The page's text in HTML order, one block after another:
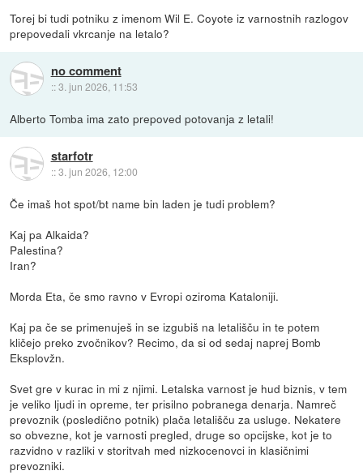
Torej bi tudi potniku z imenom Wil E. Coyote iz varnostnih razlogov
prepovedali vkrcanje na letalo?
no comment
::3. jun 2026, 11:53
Alberto Tomba ima zato prepoved potovanja z letali!
starfotr
::3. jun 2026, 12:00
Če imaš hot spot/bt name bin laden je tudi problem?
Kaj pa Alkaida?
Palestina?
Iran?
Morda Eta, če smo ravno v Evropi oziroma Kataloniji.
Kaj pa če se primenuješ in se izgubiš na letališču in te potem
kličejo preko zvočnikov? Recimo, da si od sedaj naprej Bomb
Eksplovžn.
Svet gre v kurac in mi z njimi. Letalska varnost je hud biznis, v tem
je veliko ljudi in opreme, ter prisilno pobranega denarja. Namreč
prevoznik (posledično potnik) plača letališču za usluge. Nekatere
so obvezne, kot je varnosti pregled, druge so opcijske, kot je to
razvidno v razliki v storitvah med nizkocenovci in klasičnimi
prevozniki.